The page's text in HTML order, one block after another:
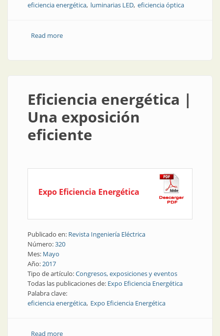
eficiencia energética luminarias LED eficiencia óptica
Read moreabout Artículo técnico | La importancia de la
Eficiencia energética |
Una exposición
eficiente
Expo Eficiencia Energética
Publicado en: Revista Ingeniería Eléctrica
Número:320
Mes: Mayo
Año:2017
Tipo de artículo:Congresos, exposiciones y eventos
Todas las publicaciones de: Expo Eficiencia Energética
Palabra clave:
eficiencia energética Expo Eficiencia Energética
Read moreabout Eficiencia energética | Una exposición eficiente